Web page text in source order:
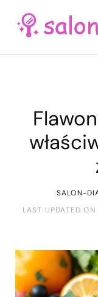
SALON-
LAST UPDATED